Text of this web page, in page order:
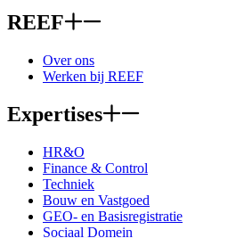
REEF
Over ons
Werken bij REEF
Expertises
HR&O
Finance & Control
Techniek
Bouw en Vastgoed
GEO- en Basisregistratie
Sociaal Domein